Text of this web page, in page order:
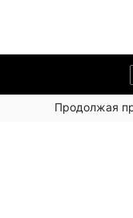
Продолжая